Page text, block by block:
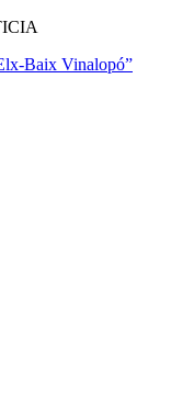
Baix Vinalopó”